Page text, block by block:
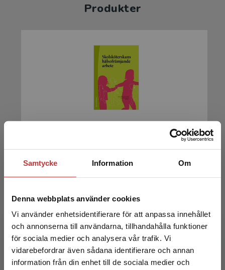
Samtycke Information Om
Denna webbplats använder cookies
Vi använder enhetsidentifierare för att anpassa innehållet
och annonserna till användarna, tillhandahålla funktioner
för sociala medier och analysera vår trafik. Vi
vidarebefordrar även sådana identifierare och annan
information från din enhet till de sociala medier och
Begränsad fraktregion
Produkter
Skolsköterskans hälsofrämjande arbete
389 kr
Exkl. moms: 367 kr